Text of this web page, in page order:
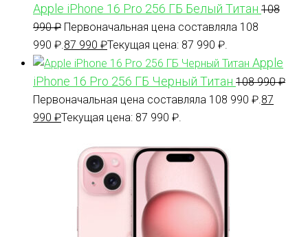
Apple iPhone 16 Pro 256 ГБ Белый Титан 108
990₽ Первоначальная цена составляла 108
990 ₽. 87 990 ₽Текущая цена: 87 990 ₽.
Apple
iPhone 16 Pro 256 ГБ Черный Титан 108 990₽
Первоначальная цена составляла 108 990 ₽. 87
990 ₽Текущая цена: 87 990 ₽.